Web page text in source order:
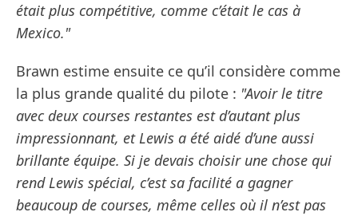
était plus compétitive, comme c’était le cas à
Mexico."
Brawn estime ensuite ce qu’il considère comme
la plus grande qualité du pilote : "Avoir le titre
avec deux courses restantes est d’autant plus
impressionnant, et Lewis a été aidé d’une aussi
brillante équipe. Si je devais choisir une chose qui
rend Lewis spécial, c’est sa facilité a gagner
beaucoup de courses, même celles où il n’est pas